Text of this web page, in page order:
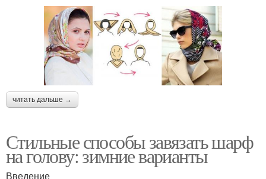
читать дальше →
Стильные способы завязать шарф
на голову: зимние варианты
Введение